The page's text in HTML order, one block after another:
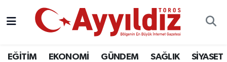
EĞİTİM EKONOMİ GÜNDEM SAĞLIK SİYASET